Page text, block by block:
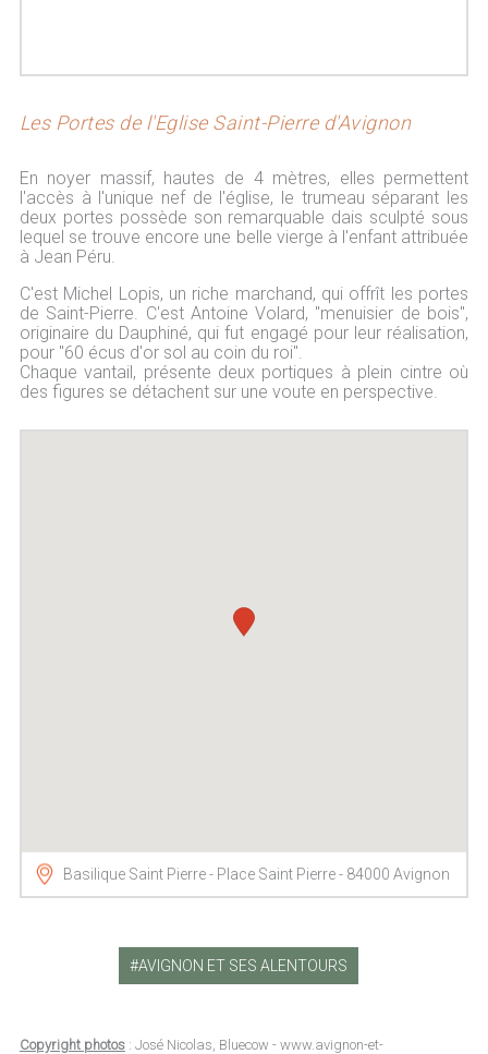
Les Portes de l'Eglise Saint-Pierre d'Avignon
En noyer massif, hautes de 4 mètres, elles permettent
l'accès à l'unique nef de l'église, le trumeau séparant les
deux portes possède son remarquable dais sculpté sous
lequel se trouve encore une belle vierge à l'enfant attribuée
à Jean Péru.
C'est Michel Lopis, un riche marchand, qui offrît les portes
de Saint-Pierre. C'est Antoine Volard, "menuisier de bois",
originaire du Dauphiné, qui fut engagé pour leur réalisation,
pour "60 écus d'or sol au coin du roi".
Chaque vantail, présente deux portiques à plein cintre où
des figures se détachent sur une voute en perspective.
Basilique Saint Pierre - Place Saint Pierre - 84000 Avignon
AVIGNON ET SES ALENTOURS
Copyright photos: José Nicolas, Bluecow - www.avignon-et-